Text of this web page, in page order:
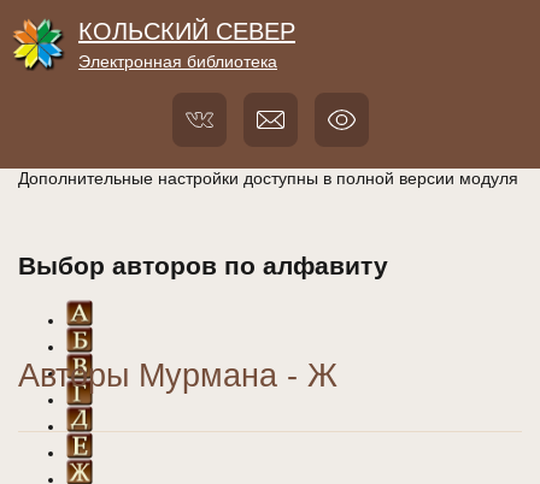
КОЛЬСКИЙ СЕВЕР
Электронная библиотека
Дополнительные настройки доступны в полной версии модуля
Выбор авторов по алфавиту
Авторы Мурмана - Ж